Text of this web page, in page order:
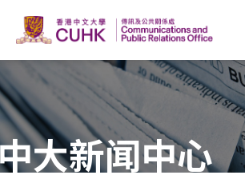
大新闻中心